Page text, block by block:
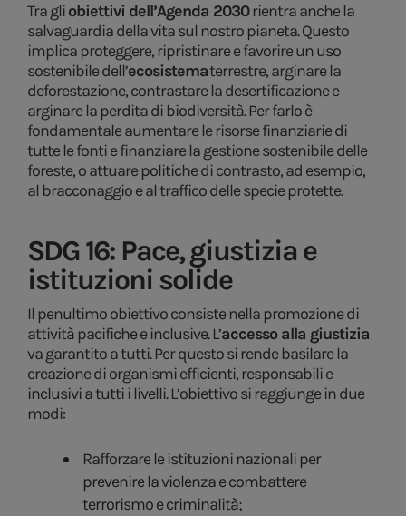
Tra gliobiettivi dell’Agenda 2030rientra anche la
salvaguardia della vita sul nostro pianeta. Questo
implica proteggere, ripristinare e favorire un uso
sostenibile dell’ecosistematerrestre, arginare la
deforestazione, contrastare la desertificazione e
arginare la perdita di biodiversità. Per farlo è
fondamentale aumentare le risorse finanziarie di
tutte le fonti e finanziare la gestione sostenibile delle
foreste, o attuare politiche di contrasto, ad esempio,
al bracconaggio e al traffico delle specie protette.
SDG 16: Pace, giustizia e
istituzioni solide
Il penultimo obiettivo consiste nella promozione di
attività pacifiche e inclusive. L’accesso alla giustizia
va garantito a tutti. Per questo si rende basilare la
creazione di organismi efficienti, responsabili e
inclusivi a tutti i livelli. L’obiettivo si raggiunge in due
modi:
Rafforzare le istituzioni nazionali per
prevenire la violenza e combattere
terrorismo e criminalità;